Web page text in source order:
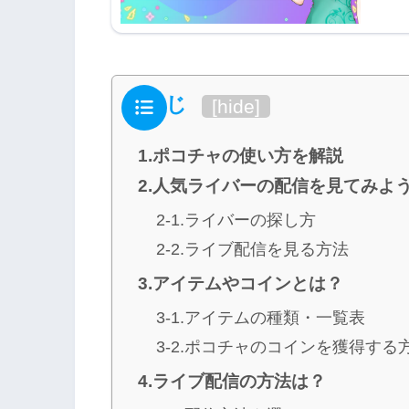
もくじ [hide]
1.ポコチャの使い方を解説
2.人気ライバーの配信を見てみよ
2-1.ライバーの探し方
2-2.ライブ配信を見る方法
3.アイテムやコインとは？
3-1.アイテムの種類・一覧表
3-2.ポコチャのコインを獲得する
4.ライブ配信の方法は？